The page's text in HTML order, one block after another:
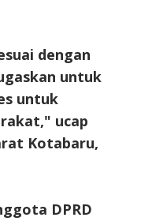
dengan
untuk
untuk
ucap
Kotabaru,
DPRD